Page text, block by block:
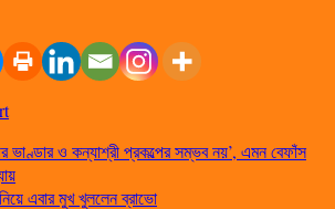
ভাণ্ডার ও কন্যাশ্রী প্রকল্পের সম্ভব নয়’, এমন বেফাঁস
এবার মুখ খুললেন ব্রাভো